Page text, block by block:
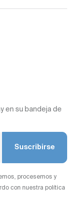
en su bandeja de
Suscribirse
procesemos y
con nuestra política